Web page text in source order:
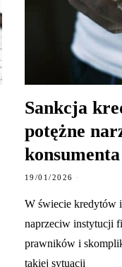
Sankcja
potężne
konsumenta
19/01/2026
W świecie kredytów
naprzeciw instytucji
prawników i
takiej sytuacji